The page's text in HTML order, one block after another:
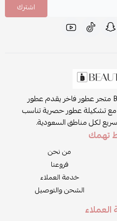
اشترك
روائح الجمال BEAUTYS4U متجر عطور فاخر يقدم عطور
ورجالية أصلية 100٪ مع تشكيلة عطور حصرية تناسب
لكل مناطق السعودية.
تهمك
من نحن
فروعنا
خدمة العملاء
الشحن والتوصيل